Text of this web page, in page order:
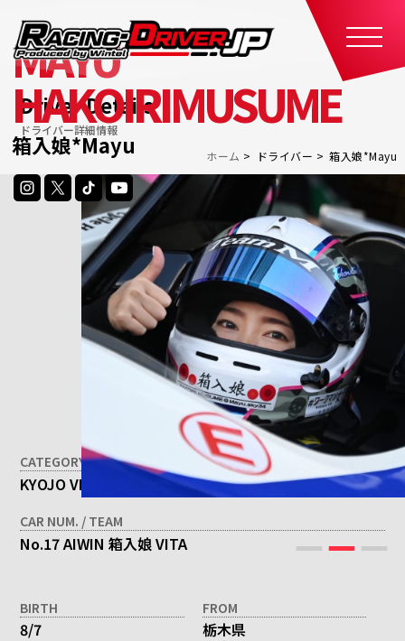
Driver Details
ドライバー詳細情報
ホーム
ドライバー 箱入娘*Mayu
MAYU
HAKOIRIMUSUME
箱入娘*Mayu
CATEGORY
KYOJO VITA
CAR NUM. / TEAM
No.17 AIWIN 箱入娘 VITA
BIRTH
8/7
FROM
栃木県